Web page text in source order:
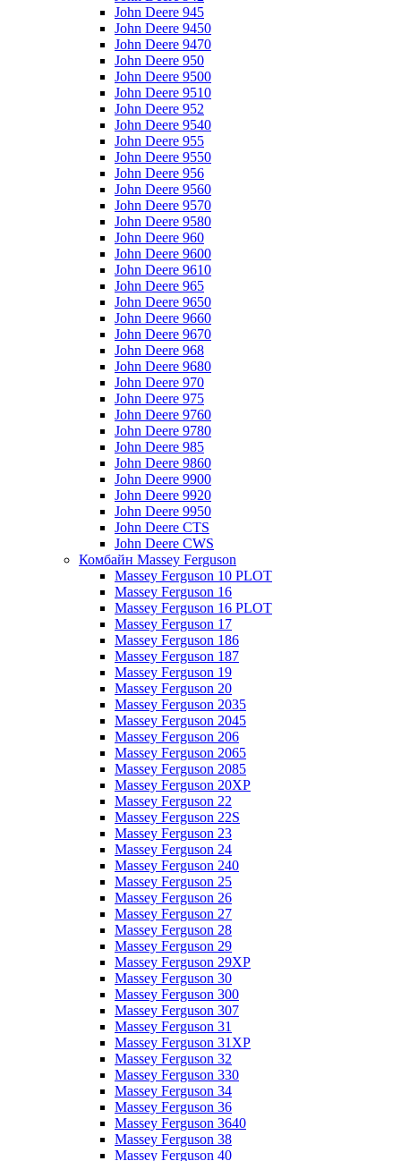
John Deere 945
John Deere 9450
John Deere 9470
John Deere 950
John Deere 9500
John Deere 9510
John Deere 952
John Deere 9540
John Deere 955
John Deere 9550
John Deere 956
John Deere 9560
John Deere 9570
John Deere 9580
John Deere 960
John Deere 9600
John Deere 9610
John Deere 965
John Deere 9650
John Deere 9660
John Deere 9670
John Deere 968
John Deere 9680
John Deere 970
John Deere 975
John Deere 9760
John Deere 9780
John Deere 985
John Deere 9860
John Deere 9900
John Deere 9920
John Deere 9950
John Deere CTS
John Deere CWS
Комбайн Massey Ferguson
Massey Ferguson 10 PLOT
Massey Ferguson 16
Massey Ferguson 16 PLOT
Massey Ferguson 17
Massey Ferguson 186
Massey Ferguson 187
Massey Ferguson 19
Massey Ferguson 20
Massey Ferguson 2035
Massey Ferguson 2045
Massey Ferguson 206
Massey Ferguson 2065
Massey Ferguson 2085
Massey Ferguson 20XP
Massey Ferguson 22
Massey Ferguson 22S
Massey Ferguson 23
Massey Ferguson 24
Massey Ferguson 240
Massey Ferguson 25
Massey Ferguson 26
Massey Ferguson 27
Massey Ferguson 28
Massey Ferguson 29
Massey Ferguson 29XP
Massey Ferguson 30
Massey Ferguson 300
Massey Ferguson 307
Massey Ferguson 31
Massey Ferguson 31XP
Massey Ferguson 32
Massey Ferguson 330
Massey Ferguson 34
Massey Ferguson 36
Massey Ferguson 3640
Massey Ferguson 38
Massey Ferguson 40